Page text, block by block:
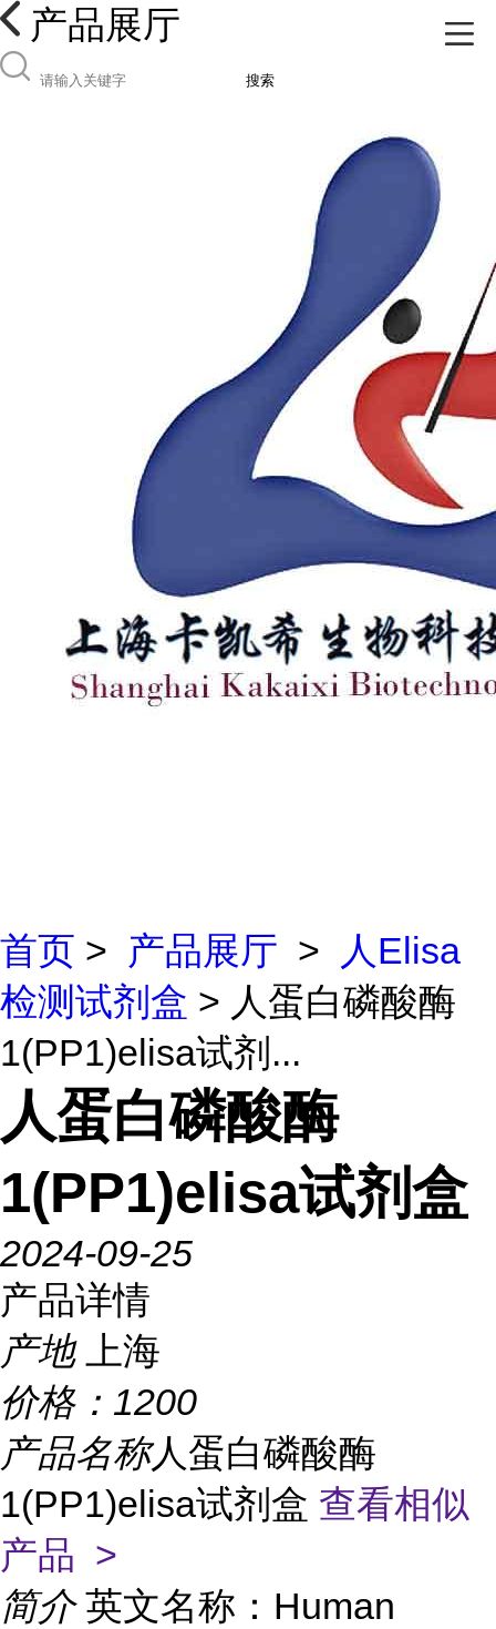
产品展厅
搜索
首页 > 产品展厅 >
人Elisa
检测试剂盒 > 人蛋白磷酸酶
1(PP1)elisa试剂...
人蛋白磷酸酶
1(PP1)elisa试剂盒
2024-09-25
产品详情
产地
上海
价格： 1200
产品名称人蛋白磷酸酶
1(PP1)elisa试剂盒 查看相似
产品 >
简介 英文名称：Human